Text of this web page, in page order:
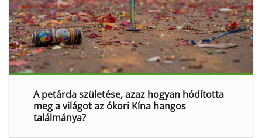
A petárda születése, azaz hogyan hódította
meg a világot az ókori Kína hangos
találmánya?